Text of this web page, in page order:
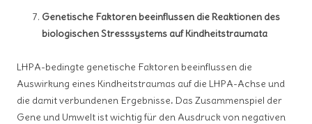
Genetische Faktoren beeinflussen die Reaktionen des
biologischen Stresssystems auf Kindheitstraumata
LHPA-bedingte genetische Faktoren beeinflussen die
Auswirkung eines Kindheitstraumas auf die LHPA-Achse und
die damit verbundenen Ergebnisse. Das Zusammenspiel der
Gene und Umwelt ist wichtig für den Ausdruck von negativen